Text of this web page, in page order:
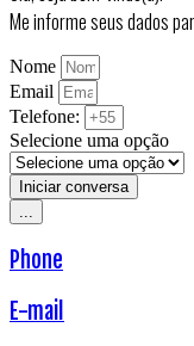
Me informe seus dados
Nome
Email
Telefone:
Selecione uma opção
Iniciar conversa
Phone
E-mail